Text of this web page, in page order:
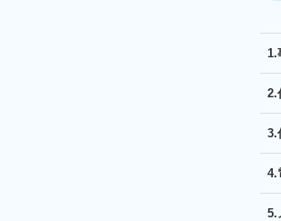
1.
2.
3.
4.
5.